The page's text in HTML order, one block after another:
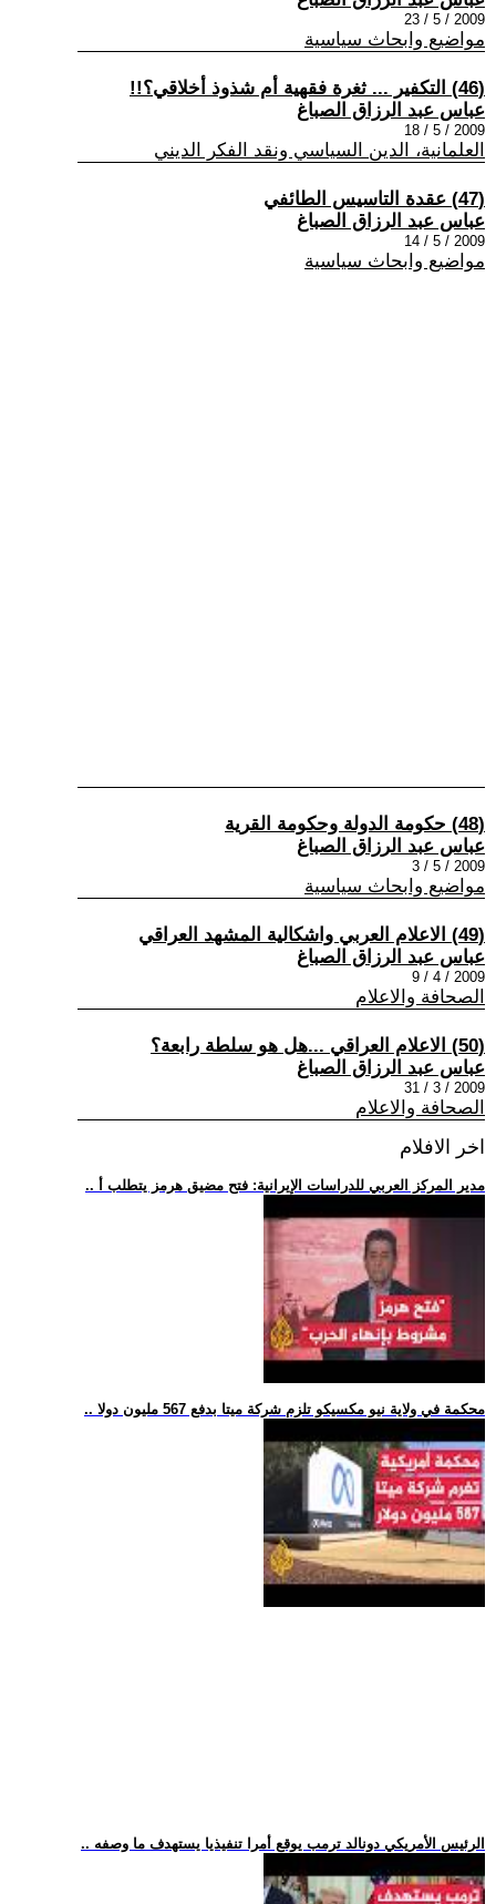
2009 / 5 / 23
مواضيع وابحاث سياسية
(46) التكفير ... ثغرة فقهية أم شذوذ أخلاقي؟!!
عباس عبد الرزاق الصباغ
2009 / 5 / 18
العلمانية، الدين السياسي ونقد الفكر الديني
(47) عقدة التاسيس الطائفي
عباس عبد الرزاق الصباغ
2009 / 5 / 14
مواضيع وابحاث سياسية
(48) حكومة الدولة وحكومة القرية
عباس عبد الرزاق الصباغ
2009 / 5 / 3
مواضيع وابحاث سياسية
(49) الاعلام العربي واشكالية المشهد العراقي
عباس عبد الرزاق الصباغ
2009 / 4 / 9
الصحافة والاعلام
(50) الاعلام العراقي ...هل هو سلطة رابعة؟
عباس عبد الرزاق الصباغ
2009 / 3 / 31
الصحافة والاعلام
اخر الافلام
.. مدير المركز العربي للدراسات الإيرانية: فتح مضيق هرمز يتطلب أ
.. محكمة في ولاية نيو مكسيكو تلزم شركة ميتا بدفع 567 مليون دولا
.. الرئيس الأمريكي دونالد ترمب يوقع أمرا تنفيذيا يستهدف ما وصفه